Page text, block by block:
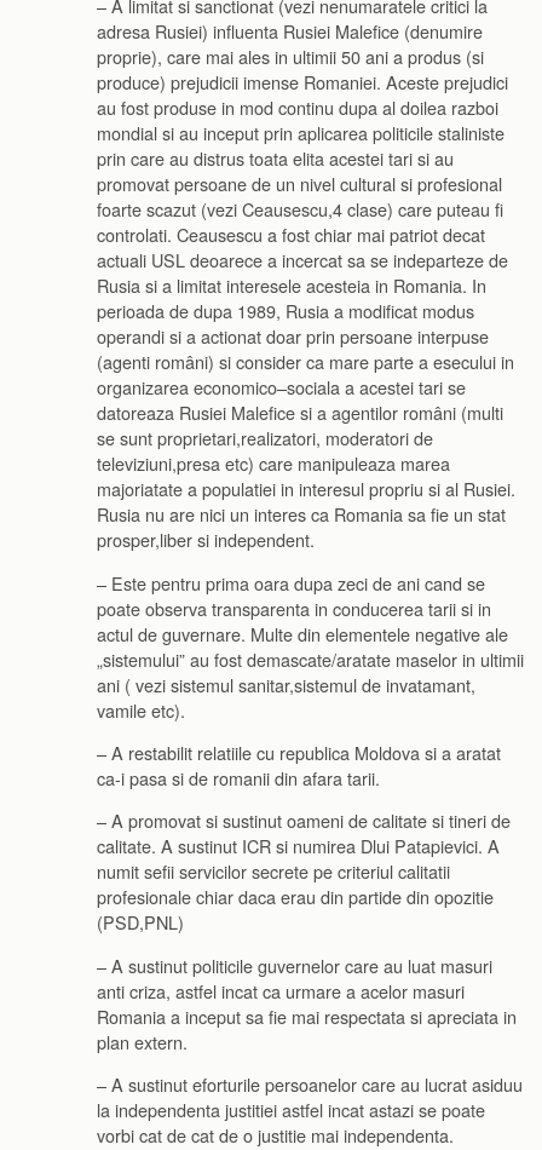
– A limitat si sanctionat (vezi nenumaratele critici la
adresa Rusiei) influenta Rusiei Malefice (denumire
proprie), care mai ales in ultimii 50 ani a produs (si
produce) prejudicii imense Romaniei. Aceste prejudici
au fost produse in mod continu dupa al doilea razboi
mondial si au inceput prin aplicarea politicile staliniste
prin care au distrus toata elita acestei tari si au
promovat persoane de un nivel cultural si profesional
foarte scazut (vezi Ceausescu,4 clase) care puteau fi
controlati. Ceausescu a fost chiar mai patriot decat
actuali USL deoarece a incercat sa se indeparteze de
Rusia si a limitat interesele acesteia in Romania. In
perioada de dupa 1989, Rusia a modificat modus
operandi si a actionat doar prin persoane interpuse
(agenti români) si consider ca mare parte a esecului in
organizarea economico–sociala a acestei tari se
datoreaza Rusiei Malefice si a agentilor români (multi
se sunt proprietari,realizatori, moderatori de
televiziuni,presa etc) care manipuleaza marea
majoriatate a populatiei in interesul propriu si al Rusiei.
Rusia nu are nici un interes ca Romania sa fie un stat
prosper,liber si independent.
– Este pentru prima oara dupa zeci de ani cand se
poate observa transparenta in conducerea tarii si in
actul de guvernare. Multe din elementele negative ale
„sistemului” au fost demascate/aratate maselor in ultimii
ani ( vezi sistemul sanitar,sistemul de invatamant,
vamile etc).
– A restabilit relatiile cu republica Moldova si a aratat
ca-i pasa si de romanii din afara tarii.
– A promovat si sustinut oameni de calitate si tineri de
calitate. A sustinut ICR si numirea Dlui Patapievici. A
numit sefii servicilor secrete pe criteriul calitatii
profesionale chiar daca erau din partide din opozitie
(PSD,PNL)
– A sustinut politicile guvernelor care au luat masuri
anti criza, astfel incat ca urmare a acelor masuri
Romania a inceput sa fie mai respectata si apreciata in
plan extern.
– A sustinut eforturile persoanelor care au lucrat asiduu
la independenta justitiei astfel incat astazi se poate
vorbi cat de cat de o justitie mai independenta.